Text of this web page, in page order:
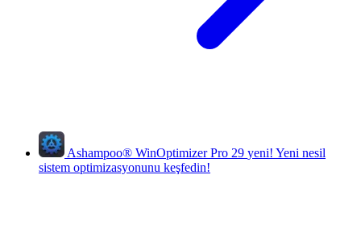
Ashampoo® WinOptimizer Pro 29 yeni! Yeni nesil
sistem optimizasyonunu keşfedin!